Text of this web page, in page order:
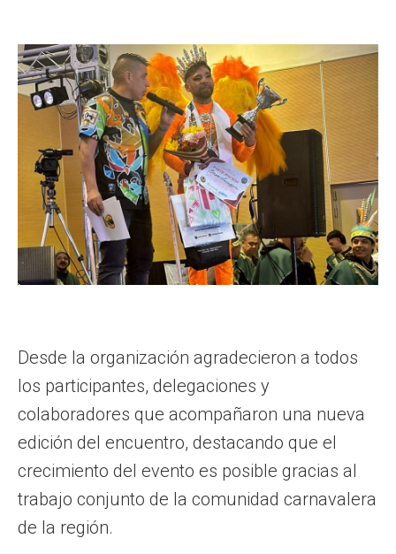
Desde la organización agradecieron a todos
los participantes, delegaciones y
colaboradores que acompañaron una nueva
edición del encuentro, destacando que el
crecimiento del evento es posible gracias al
trabajo conjunto de la comunidad carnavalera
de la región.